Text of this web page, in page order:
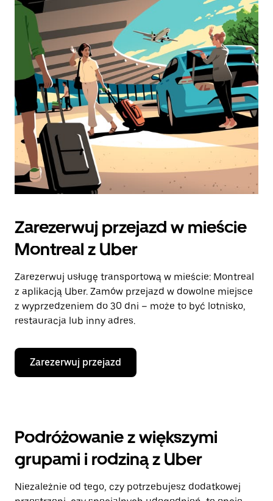
Zarezerwuj przejazd w mieście
Montreal z Uber
Zarezerwuj usługę transportową w mieście: Montreal
z aplikacją Uber. Zamów przejazd w dowolne miejsce
z wyprzedzeniem do 30 dni – może to być lotnisko,
restauracja lub inny adres.
Zarezerwuj przejazd
Podróżowanie z większymi
grupami i rodziną z Uber
Niezależnie od tego, czy potrzebujesz dodatkowej